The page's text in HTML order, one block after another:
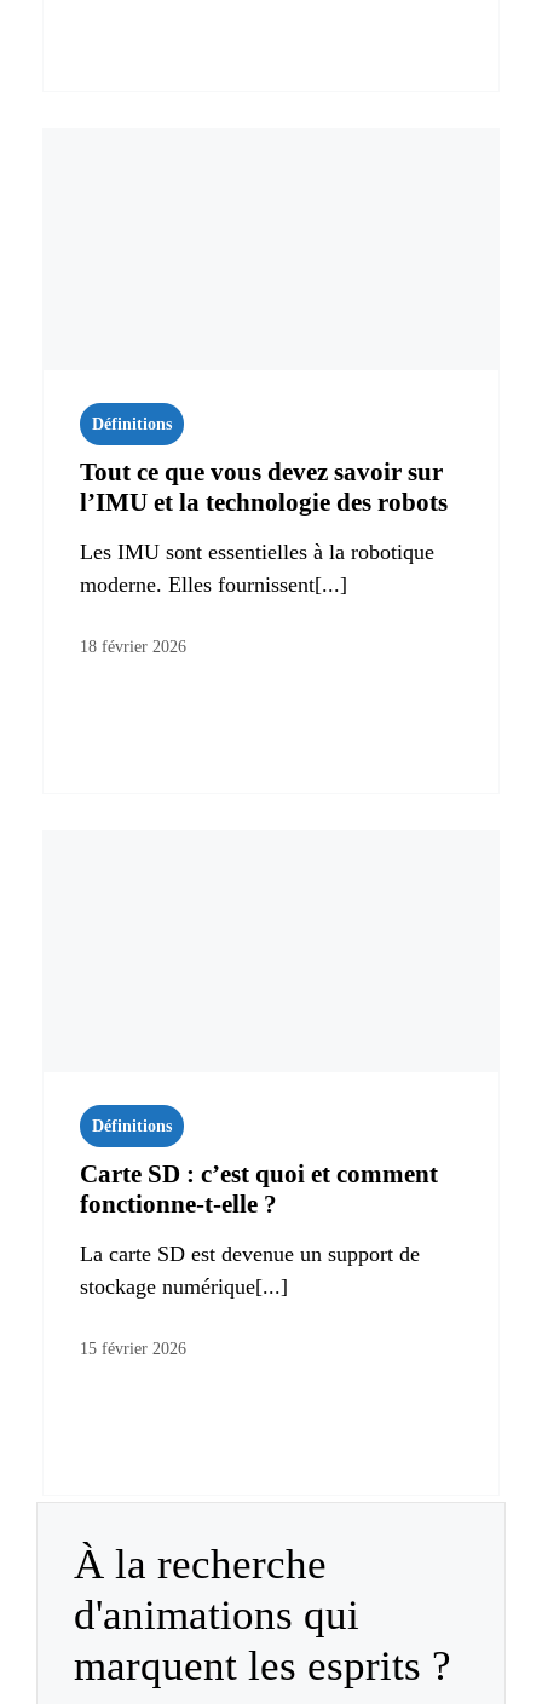
Définitions
Tout ce que vous devez savoir sur
l’IMU et la technologie des robots
Les IMU sont essentielles à la robotique
moderne. Elles fournissent[...]
18 février 2026
Définitions
Carte SD : c’est quoi et comment
fonctionne-t-elle ?
La carte SD est devenue un support de
stockage numérique[...]
15 février 2026
À la recherche
d'animations qui
marquent les esprits ?